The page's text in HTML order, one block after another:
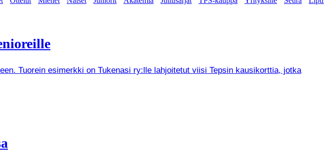
Tuorein esimerkki on Tukenasi ry:lle lahjoitetut viisi Tepsin kausikorttia, jotka